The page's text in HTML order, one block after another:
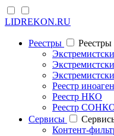
LIDREKON.RU
Реестры
Реестры
Реестр
Реестр НКО
Реестр
Cервисы
Контент-